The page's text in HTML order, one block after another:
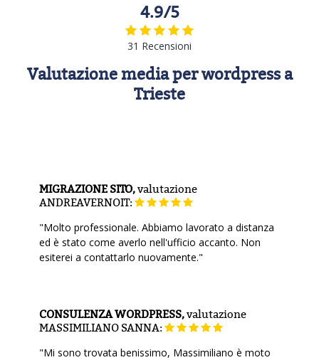
4.9/5
31 Recensioni
Valutazione media per wordpress a
Trieste
MIGRAZIONE SITO,valutazione
ANDREAVERNOIT:
"Molto professionale. Abbiamo lavorato a distanza
ed è stato come averlo nell'ufficio accanto. Non
esiterei a contattarlo nuovamente."
CONSULENZA WORDPRESS,valutazione
MASSIMILIANO SANNA:
"Mi sono trovata benissimo, Massimiliano è moto